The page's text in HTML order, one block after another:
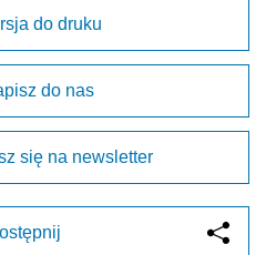
do druku
do nas
się na newsletter